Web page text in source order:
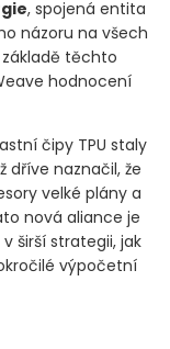
, spojená entita
názoru na všech
těchto
hodnocení
čipy TPU staly
dříve naznačil, že
velké plány a
nová aliance je
širší strategii, jak
výpočetní